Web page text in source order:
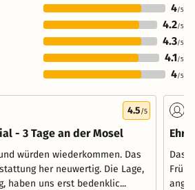
4/5
4.2/5
4.3/5
4.1/5
4/5
4.5/5
- 3 Tage an der Mosel
würden wiederkommen. Das
her neuwertig. Die Lage,
haben uns erst bedenklic...
Das